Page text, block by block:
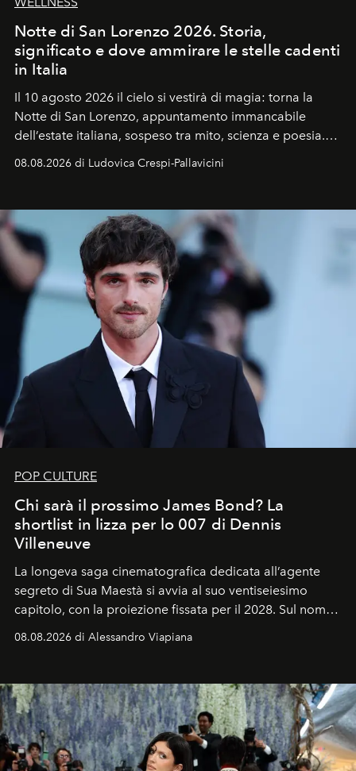
Notte di San Lorenzo 2026. Storia,
significato e dove ammirare le stelle cadenti
in Italia
Il 10 agosto 2026 il cielo si vestirà di magia: torna la
Notte di San Lorenzo, appuntamento immancabile
dell’estate italiana, sospeso tra mito, scienza e poesia.
Sarà il momento in cui gli occhi si alzano verso la volta
celeste per seguire il passaggio delle
all’universo i desideri più segreti
08.08.2026 di Ludovica Crespi-Pallavicini
POP CULTURE
Chi sarà il prossimo James Bond? La
shortlist in lizza per lo 007 di Dennis
Villeneuve
La longeva saga cinematografica dedicata all’agente
segreto di Sua Maestà si avvia al suo ventiseiesimo
capitolo, con la proiezione fissata per il 2028. Sul nome
dell’attore chiamato a raccogliere l’eredità di Daniel
Craig, però, regna ancora il più assoluto riserbo.
08.08.2026 di Alessandro Viapiana